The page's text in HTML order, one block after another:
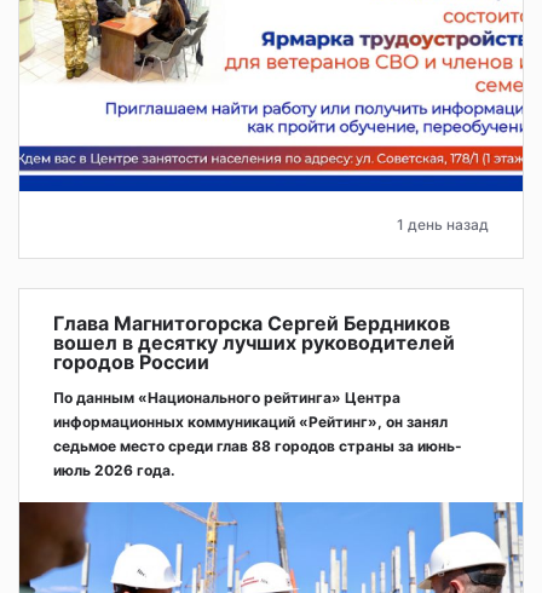
1 день назад
Глава Магнитогорска Сергей Бердников
вошел в десятку лучших руководителей
городов России
По данным «Национального рейтинга» Центра
информационных коммуникаций «Рейтинг», он занял
седьмое место среди глав 88 городов страны за июнь-
июль 2026 года.